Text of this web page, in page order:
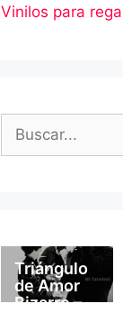
Vinilos para
Triángulo
de Amor
Bizarro –